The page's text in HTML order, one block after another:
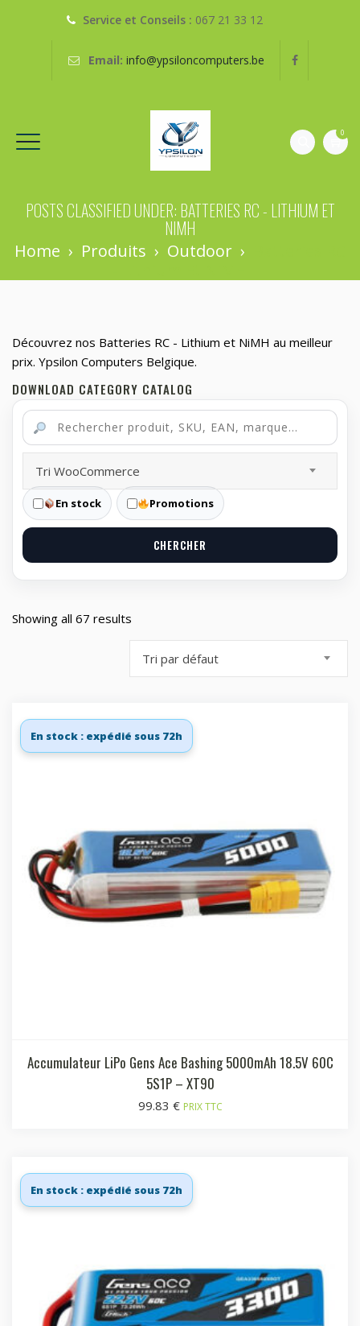
Service et Conseils : 067 21 33 12
Email: info@ypsiloncomputers.be
0
POSTS CLASSIFIED UNDER: BATTERIES RC - LITHIUM ET
NIMH
Home › Produits › Outdoor ›
Découvrez nos Batteries RC - Lithium et NiMH au meilleur
prix. Ypsilon Computers Belgique.
DOWNLOAD CATEGORY CATALOG
Tri WooCommerce
En stock Promotions
CHERCHER
Showing all 67 results
Tri par défaut
En stock : expédié sous 72h
Accumulateur LiPo Gens Ace Bashing 5000mAh 18.5V 60C
5S1P – XT90
99.83 € PRIX TTC
En stock : expédié sous 72h